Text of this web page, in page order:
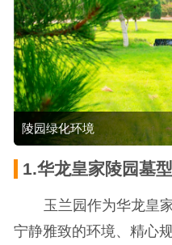
陵园绿化环境
1.华龙皇家陵园墓
玉兰园作为华龙皇
宁静雅致的环境、精心